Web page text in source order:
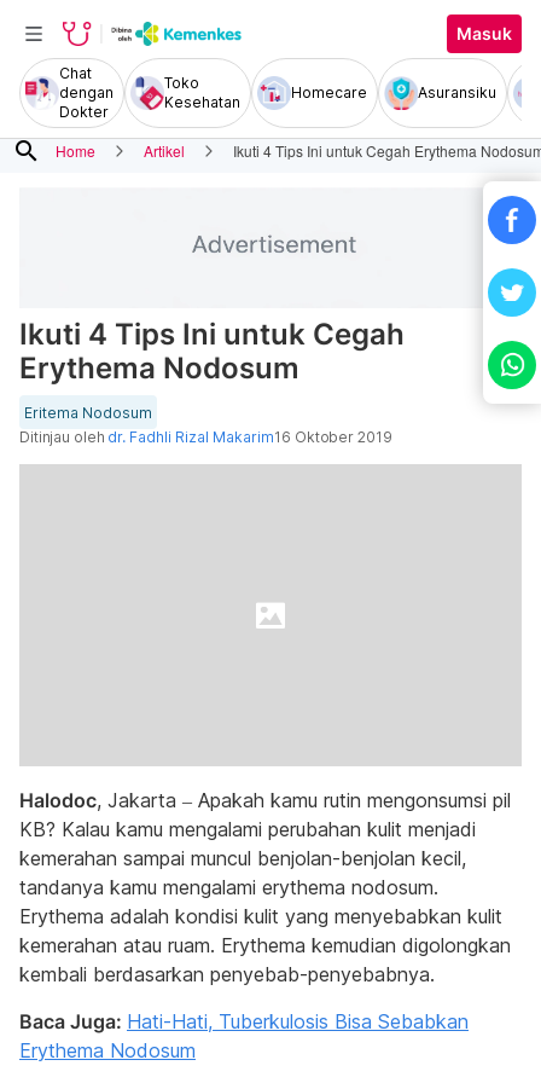
Masuk
Chat
dengan
Dokter
Toko
Kesehatan
Homecare Asuransiku
search Home Artikel Ikuti 4 Tips Ini untuk Cegah Erythema
Ikuti 4 Tips Ini untuk Cegah
Erythema Nodosum
Eritema Nodosum
Ditinjau oleh dr. Fadhli Rizal Makarim16 Oktober 2019
Halodoc, Jakarta – Apakah kamu rutin mengonsumsi pil
KB? Kalau kamu mengalami perubahan kulit menjadi
kemerahan sampai muncul benjolan-benjolan kecil,
tandanya kamu mengalami erythema nodosum.
Erythema adalah kondisi kulit yang menyebabkan kulit
kemerahan atau ruam. Erythema kemudian digolongkan
kembali berdasarkan penyebab-penyebabnya.
Baca Juga: Hati-Hati, Tuberkulosis Bisa Sebabkan
Erythema Nodosum